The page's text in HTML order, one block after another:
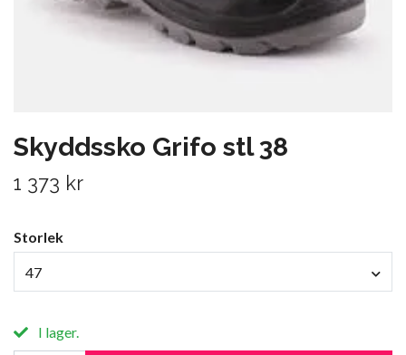
Skyddssko Grifo stl 38
1 373 kr
Storlek
47
I lager.